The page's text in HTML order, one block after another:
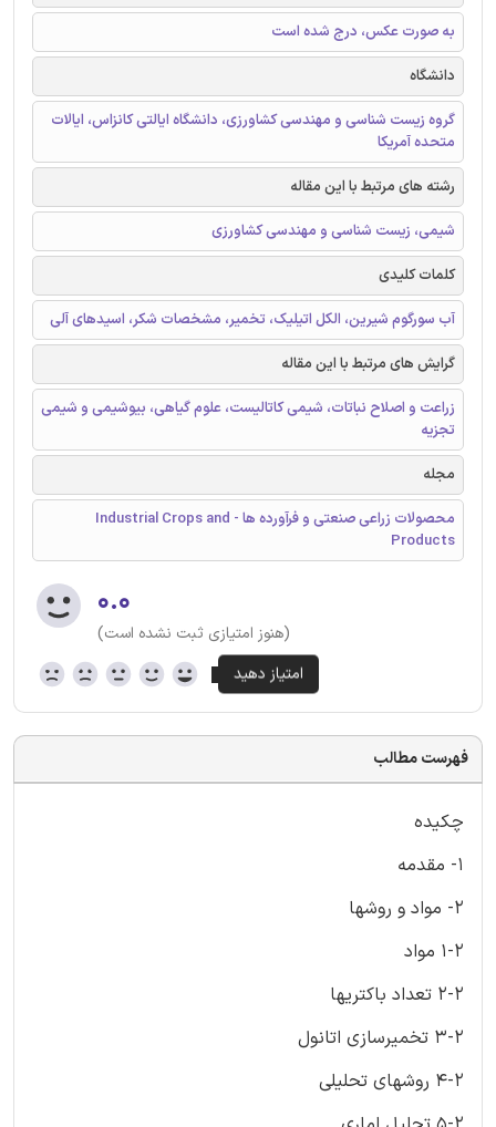
به صورت عکس، درج شده است
دانشگاه
گروه زیست شناسی و مهندسی کشاورزی، دانشگاه ایالتی کانزاس، ایالات
متحده آمریکا
رشته های مرتبط با این مقاله
شیمی، زیست شناسی و مهندسی کشاورزی
کلمات کلیدی
آب سورگوم شیرین، الکل اتیلیک، تخمیر، مشخصات شکر، اسیدهای آلی
گرایش های مرتبط با این مقاله
زراعت و اصلاح نباتات، شیمی کاتالیست، علوم گیاهی، بیوشیمی و شیمی
تجزیه
مجله
محصولات زراعی صنعتی و فرآورده ها - Industrial Crops and
Products
۰.۰
(هنوز امتیازی ثبت نشده است)
فهرست مطالب
چکیده
1- مقدمه
2- مواد و روشها
1-2 مواد
2-2 تعداد باکتریها
3-2 تخمیرسازی اتانول
4-2 روشهای تحلیلی